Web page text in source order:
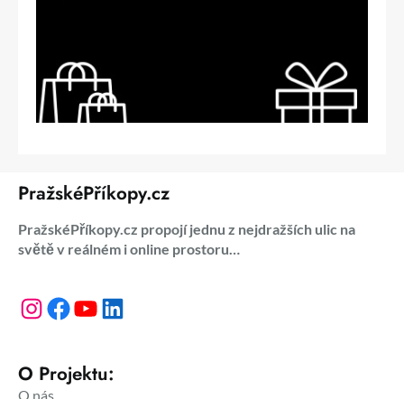
PražskéPříkopy.cz
PražskéPříkopy.cz propojí jednu z nejdražších ulic na
světě v reálném i online prostoru…
Instagram Facebook YouTube LinkedIn
O Projektu:
O nás